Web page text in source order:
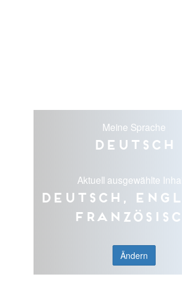
Meine Sprache
Deutsch
Aktuell ausgewählte
Deutsch,
Ändern